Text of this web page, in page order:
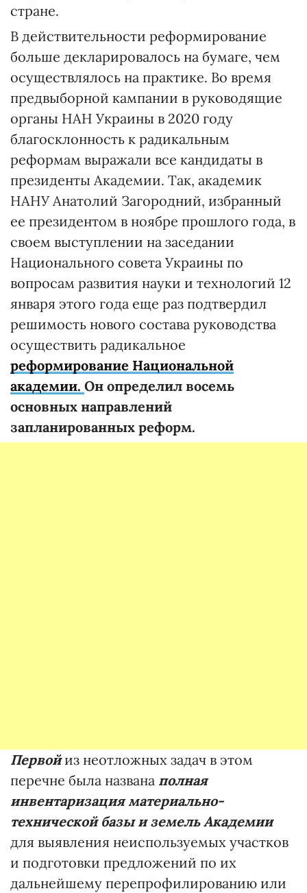
стране.
В действительности реформирование
больше декларировалось на бумаге, чем
осуществлялось на практике. Во время
предвыборной кампании в руководящие
органы НАН Украины в 2020 году
благосклонность к радикальным
реформам выражали все кандидаты в
президенты Академии. Так, академик
НАНУ Анатолий Загородний, избранный
ее президентом в ноябре прошлого года, в
своем выступлении на заседании
Национального совета Украины по
вопросам развития науки и технологий 12
января этого года еще раз подтвердил
решимость нового состава руководства
осуществить радикальное
реформирование Национальной
академии. Он определил восемь
основных направлений
запланированных реформ.
Первой из неотложных задач в этом
перечне была названа полная
инвентаризация материально-
технической базы и земель Академии
для выявления неиспользуемых участков
и подготовки предложений по их
дальнейшему перепрофилированию или